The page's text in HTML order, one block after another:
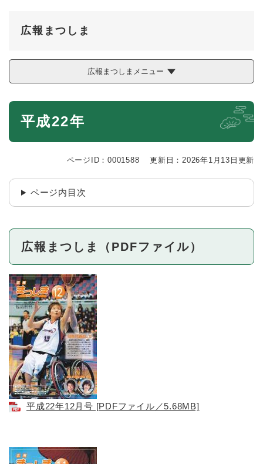
広報まつしま
広報まつしまメニュー
本
平成22年
ページID：0001588 更新日：2026年1月13日更新
ページ内目次
広報まつしま（PDFファイル）
平成22年12月号 [PDFファイル／5.68MB]